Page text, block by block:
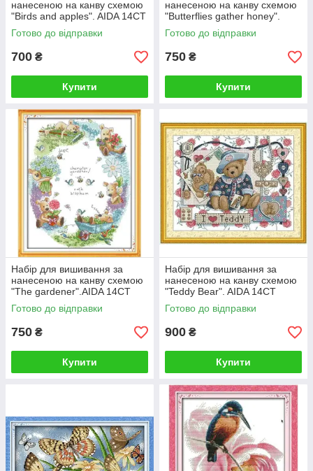
нанесеною на канву схемою
"Birds and apples". AIDA 14CT
printed 47*37 см
Готово до відправки
700 ₴
Купити
нанесеною на канву схемою
"Butterflies gather honey".
AIDA 14CT printed, 33*18 см
Готово до відправки
750 ₴
Купити
Набір для вишивання за
нанесеною на канву схемою
"The gardener".AIDA 14CT
printed, 38*47 см
Готово до відправки
750 ₴
Купити
Набір для вишивання за
нанесеною на канву схемою
"Teddy Bear". AIDA 14CT
printed 49*41 см
Готово до відправки
900 ₴
Купити